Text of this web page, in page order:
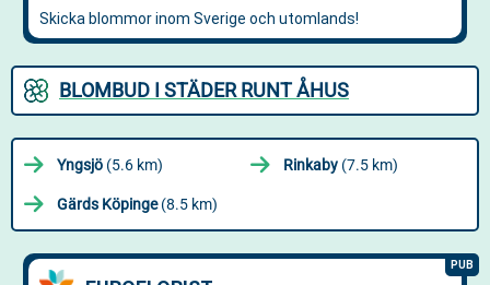
BLOMBUD I STÄDER RUNT ÅHUS
Yngsjö (5.6 km) Rinkaby (7.5 km)
Gärds Köpinge(8.5 km)